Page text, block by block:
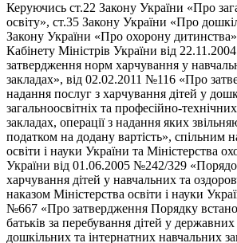
Керуючись ст.22 Закону України «Про
освіту», ст.35 Закону України «Про
Закону України «Про охорону
Кабінету Міністрів України від
затвердження норм харчування у
закладах», від 02.02.2011 №116 «Про
надання послуг з харчування дітей у
загальноосвітніх та професійно-
закладах, операції з надання яких
податком на додану вартість», спільним
освіти і науки України та Міністерства
України від 01.06.2005 №242/329
харчування дітей у навчальних та
наказом Міністерства освіти і науки
№667 «Про затвердження Порядку
батьків за перебування дітей у
дошкільних та інтернатних навчальних